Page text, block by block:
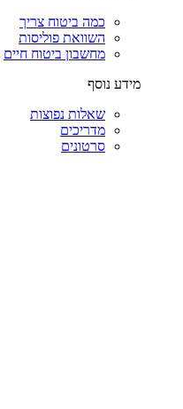
כמה ביטוח צריך
השוואת פוליסות
מחשבון ביטוח חיים
מידע נוסף
שאלות נפוצות
מדריכים
סרטונים